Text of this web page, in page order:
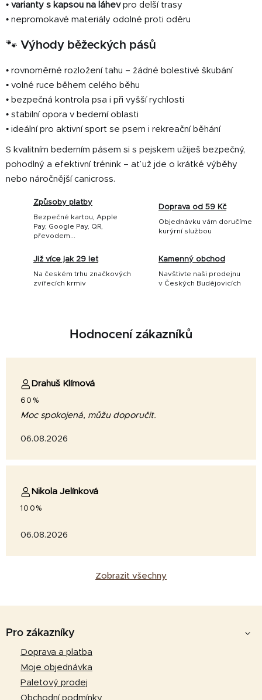
• varianty s kapsou na láhevpro delší trasy
• nepromokavé materiály odolné proti oděru
🐾 Výhody běžeckých pásů
• rovnoměrné rozložení tahu – žádné bolestivé škubání
• volné ruce během celého běhu
• bezpečná kontrola psa i při vyšší rychlosti
• stabilní opora v bederní oblasti
• ideální pro aktivní sport se psem i rekreační běhání
S kvalitním bederním pásem si s pejskem užiješ bezpečný,
pohodlný a efektivní trénink – ať už jde o krátké výběhy
nebo náročnější canicross.
Způsoby platby
Bezpečné kartou, Apple
Pay, Google Pay, QR,
převodem...
Doprava od 59 Kč
Objednávku vám doručíme
kurýrní službou
Již více jak 29 let
Na českém trhu značkových
zvířecích krmiv
Kamenný obchod
Navštivte naši prodejnu
v Českých Budějovicích
Hodnocení zákazníků
Drahuš Klímová
60%
Moc spokojená, můžu doporučit.
06.08.2026
Nikola Jelínková
100%
06.08.2026
Zobrazit všechny
Pro zákazníky
Doprava a platba
Moje objednávka
Paletový prodej
Obchodní podmínky